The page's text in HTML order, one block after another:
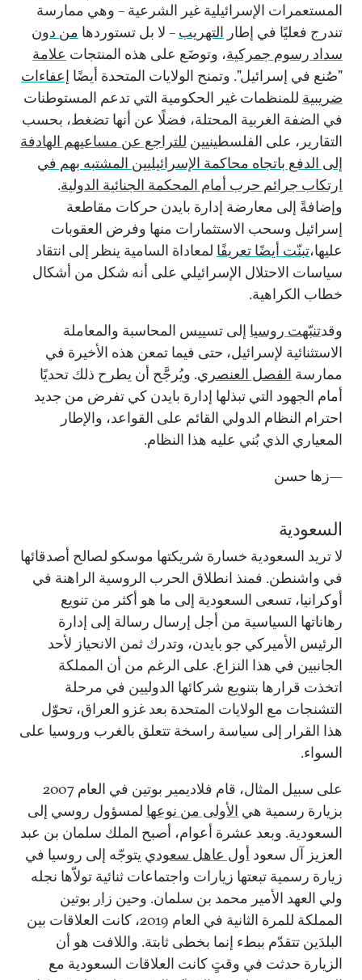
المستعمرات الإسرائيلية غير الشرعية – وهي ممارسة
تندرج فعليًا في إطار التهريب – لا بل تستوردها من دون
سداد رسوم جمركية، وتوضَع على هذه المنتجات علامة
"صُنع في إسرائيل". وتمنح الولايات المتحدة أيضًا إعفاءات
ضريبية للمنظمات غير الحكومية التي تدعم المستوطنات
في الضفة الغربية المحتلة، فضلًا عن أنها تضغط، بحسب
التقارير، على الفلسطينيين للتراجع عن مساعيهم الهادفة
إلى الدفع باتجاه محاكمة الإسرائيليين المشتبه بهم في
ارتكاب جرائم حرب أمام المحكمة الجنائية الدولية.
وإضافةً إلى معارضة إدارة بايدن حركات مقاطعة
إسرائيل وسحب الاستثمارات منها وفرض العقوبات
عليها،تبنّت أيضًا تعريفًا لمعاداة السامية ينظر إلى انتقاد
سياسات الاحتلال الإسرائيلي على أنه شكل من أشكال
خطاب الكراهية.
وقدتنبّهت روسيا إلى تسييس المحاسبة والمعاملة
الاستثنائية لإسرائيل، حتى فيما تمعن هذه الأخيرة في
ممارسة الفصل العنصري. ويُرجَّح أن يطرح ذلك تحديًا
أمام الجهود التي تبذلها إدارة بايدن كي تفرض من جديد
احترام النظام الدولي القائم على القواعد، والإطار
المعياري الذي بُني عليه هذا النظام.
—زها حسن
السعودية
لا تريد السعودية خسارة شريكتها موسكو لصالح أصدقائها
في واشنطن. فمنذ انطلاق الحرب الروسية الراهنة في
أوكرانيا، تسعى السعودية إلى ما هو أكثر من تنويع
رهاناتها السياسية من أجل إرسال رسالة إلى إدارة
الرئيس الأميركي جو بايدن، وتدرك ثمن الانحياز لأحد
الجانبين في هذا النزاع. على الرغم من أن المملكة
اتخذت قرارها بتنويع شركائها الدوليين في مرحلة
التشنجات مع الولايات المتحدة بعد غزو العراق، تحوّل
هذا القرار إلى سياسة راسخة تتعلق بالغرب وروسيا على
السواء.
على سبيل المثال، قام فلاديمير بوتين في العام 2007
بزيارة رسمية هي الأولى من نوعها لمسؤول روسي إلى
السعودية. وبعد عشرة أعوام، أصبح الملك سلمان بن عبد
العزيز آل سعود أول عاهل سعودي يتوجّه إلى روسيا في
زيارة رسمية تبعتها زيارات واجتماعات ثنائية تولاّها نجله
ولي العهد الأمير محمد بن سلمان. وحين زار بوتين
المملكة للمرة الثانية في العام 2019، كانت العلاقات بين
البلدَين تتقدّم ببطء إنما بخطى ثابتة. واللافت هو أن
الزيارة حدثت في وقتٍ كانت العلاقات السعودية مع